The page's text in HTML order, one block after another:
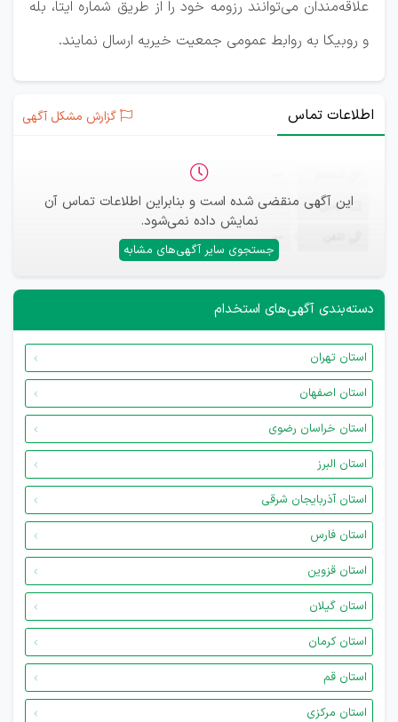
علاقه‌مندان می‌توانند رزومه خود را از طریق شماره ایتا، بله
و روبیکا به روابط عمومی جمعیت خیریه ارسال نمایند.
اطلاعات تماس گزارش مشکل آگهی
این آگهی منقضی شده است و بنابراین اطلاعات تماس آن
نمایش داده نمی‌شود.
جستجوی سایر آگهی‌های مشابه
ایمیل —
—
دسته‌بندی آگهی‌های استخدام
استان تهران
استان اصفهان
استان خراسان رضوی
استان البرز
استان آذربایجان شرقی
استان فارس
استان قزوین
استان گیلان
استان کرمان
استان قم
استان مرکزی